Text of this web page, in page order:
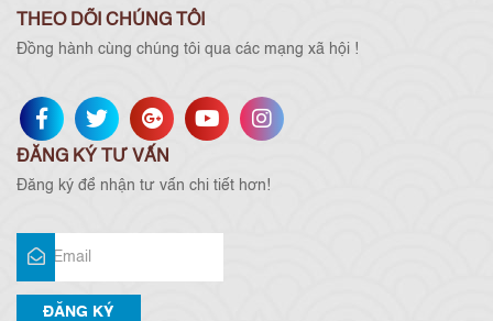
THEO DÕI CHÚNG TÔI
Đồng hành cùng chúng tôi qua các mạng xã hội !
ĐĂNG KÝ TƯ VẤN
Đăng ký để nhận tư vấn chi tiết hơn!